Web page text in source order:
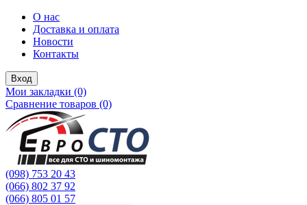
О нас
Доставка и оплата
Новости
Контакты
Вход
Мои закладки (0)
Сравнение товаров (0)
(098) 753 20 43
(066) 802 37 92
(066) 805 01 57